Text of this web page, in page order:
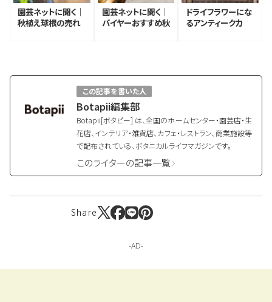
園芸ネットに聞く｜
秋植え球根の売れ
園芸ネットに聞く｜
バイヤーおすすめ秋
ドライフラワーにな
るアンティークカ
この記事を書いた人
Botapii編集部
Botapii[ボタピー] は、全国のホームセンター・園芸店・生
花店、インテリア・雑貨店、カフェ・レストラン、商業施設等
で配布されている、ボタニカルライフマガジンです。
このライターの記事一覧
Share